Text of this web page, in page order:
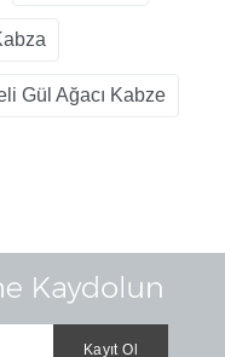
Gül Ağacı Kabze